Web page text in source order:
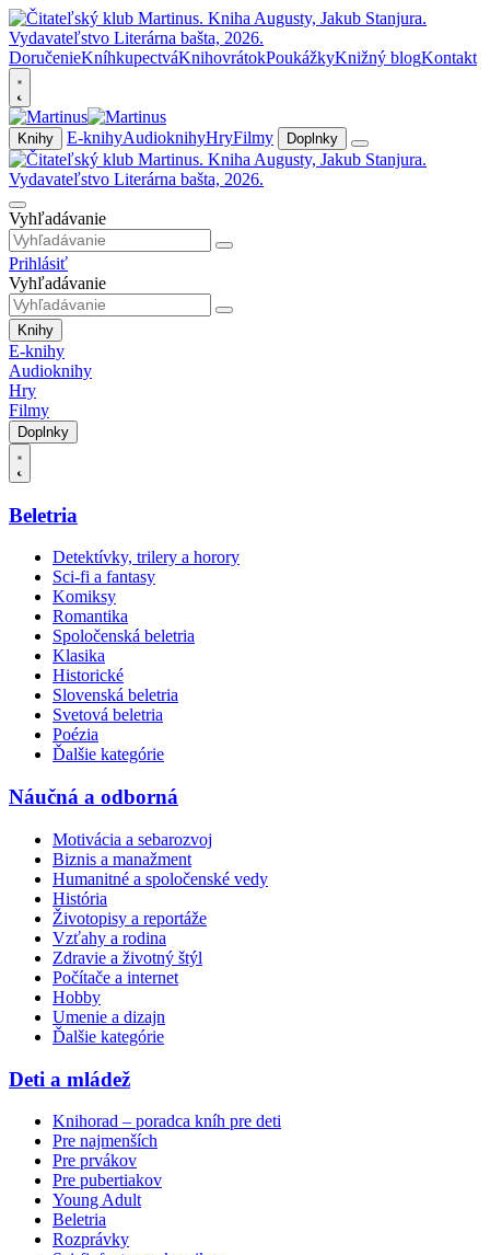
DoručenieKníhkupectváKnihovrátokPoukážkyKnižný blogKontakt
Knihy E-knihyAudioknihyHryFilmy Doplnky
Vyhľadávanie
Prihlásiť
Vyhľadávanie
Knihy
E-knihy
Audioknihy
Hry
Filmy
Doplnky
Beletria
Detektívky, trilery a horory
Sci-fi a fantasy
Komiksy
Romantika
Spoločenská beletria
Klasika
Historické
Slovenská beletria
Svetová beletria
Poézia
Ďalšie kategórie
Náučná a odborná
Motivácia a sebarozvoj
Biznis a manažment
Humanitné a spoločenské vedy
História
Životopisy a reportáže
Vzťahy a rodina
Zdravie a životný štýl
Počítače a internet
Hobby
Umenie a dizajn
Ďalšie kategórie
Deti a mládež
Knihorad – poradca kníh pre deti
Pre najmenších
Pre prvákov
Pre pubertiakov
Young Adult
Beletria
Rozprávky